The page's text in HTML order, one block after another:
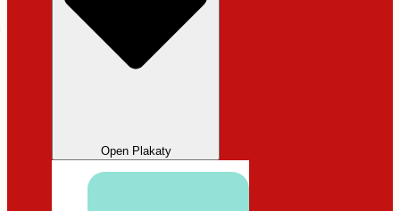
Open Plakaty